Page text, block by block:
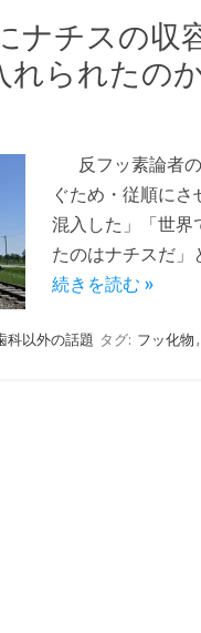
ナチスの
れられたの
反フッ素論者の
ぐため・従順に
混入した」「世界
たのはナチスだ
続きを読む »
科以外の話題 タグ: フッ化物 ,